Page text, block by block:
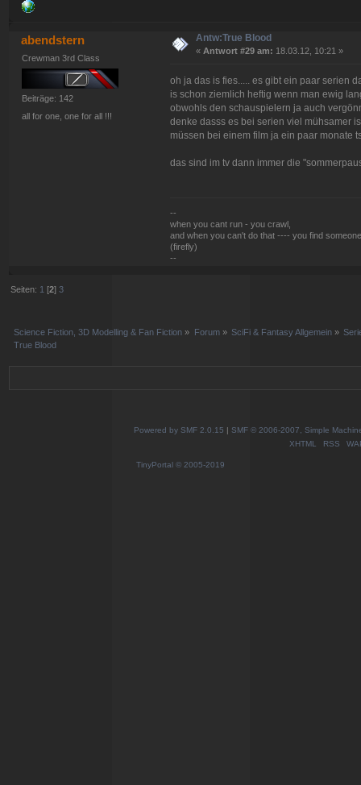
abendstern
Crewman 3rd Class
Beiträge: 142
all for one, one for all !!!
Antw:True Blood
« Antwort #29 am: 18.03.12, 10:21 »
oh ja das is fies..... es gibt ein paar serien
is schon ziemlich heftig wenn man ewig
obwohls den schauspielern ja auch
denke dasss es bei serien viel mühsamer
müssen bei einem film ja ein paar monate
das sind im tv dann immer die
--
when you cant run - you crawl,
and when you can't do that ---- you find
(firefly)
--
Seiten: 1 [2]3
Science Fiction, 3D Modelling & Fan Fiction » Forum» SciFi & Fantasy Allgemein »
True Blood
Powered by SMF 2.0.15 | SMF © 2006-2007, Simple
XHTML
RSS
TinyPortal © 2005-2019